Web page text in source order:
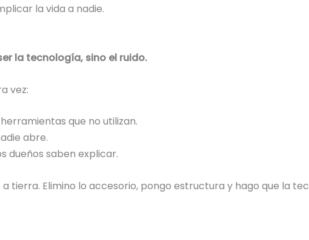
la vida a nadie.
la tecnología, sino el ruido.
vez:
que no utilizan.
abre.
dueños saben explicar.
tierra. Elimino lo accesorio, pongo estructura y hago que la